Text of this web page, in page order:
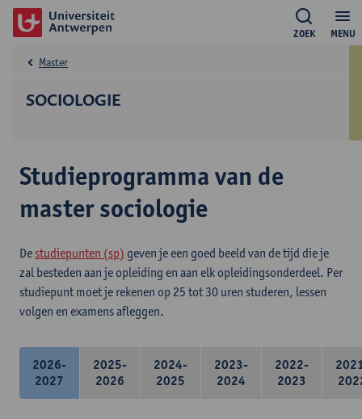
MENU
ZOEK
SOCIOLOGIE
Master
Studieprogramma van de
master sociologie
De studiepunten (sp) geven je een goed beeld van de tijd die je
zal besteden aan je opleiding en aan elk opleidingsonderdeel. Per
studiepunt moet je rekenen op 25 tot 30 uren studeren, lessen
volgen en examens afleggen.
2026-
2027
2025-
2026
2024-
2025
2023-
2024
2022-
2023